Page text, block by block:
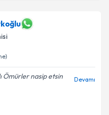
e-posta ile
verilerimin belirtilen
Ömürler nasip etsin
Devamı